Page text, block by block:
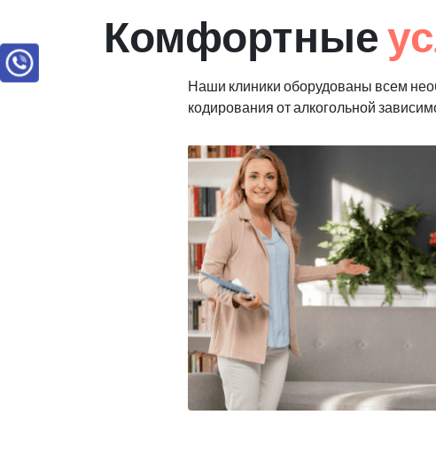
Комфортные
Наши клиники оборудованы всем
кодирования от алкогольной